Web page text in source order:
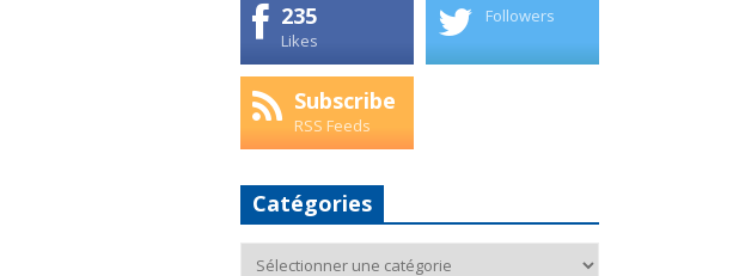
235
Likes
Followers
Subscribe
RSS Feeds
Catégories